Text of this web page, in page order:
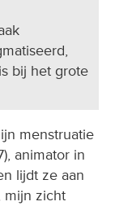
bij het grote
menstruatie
animator in
lijdt ze aan
mijn zicht